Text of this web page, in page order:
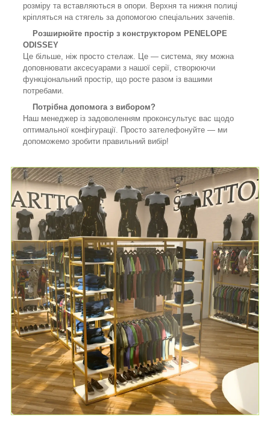
розміру та вставляються в опори. Верхня та нижня полиці
кріпляться на стягель за допомогою спеціальних зачепів.
Розширюйте простір з конструктором PENELOPE
ODISSEY
Це більше, ніж просто стелаж. Це — система, яку можна
доповнювати аксесуарами з нашої серії, створюючи
функціональний простір, що росте разом із вашими
потребами.
Потрібна допомога з вибором?
Наш менеджер із задоволенням проконсультує вас щодо
оптимальної конфігурації. Просто зателефонуйте — ми
допоможемо зробити правильний вибір!